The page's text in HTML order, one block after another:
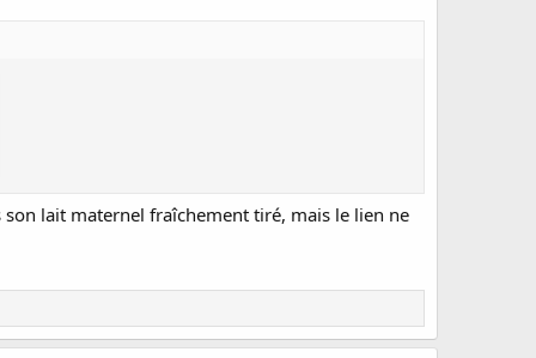
lait maternel fraîchement tiré, mais le lien ne